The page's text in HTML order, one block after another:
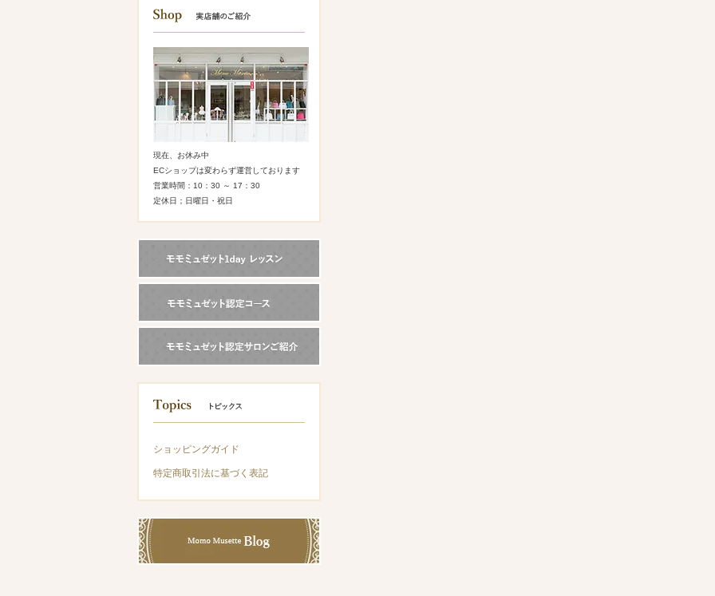
現在、お休み中
ECショップは変わらず運営しております
営業時間：10：30 ～ 17：30
定休日；日曜日・祝日
ショッピングガイド
特定商取引法に基づく表記